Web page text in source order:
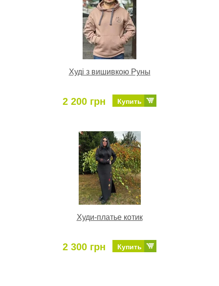
Худі з вишивкою Руны
2 200 грн Купить
Худи-платье котик
2 300 грн Купить